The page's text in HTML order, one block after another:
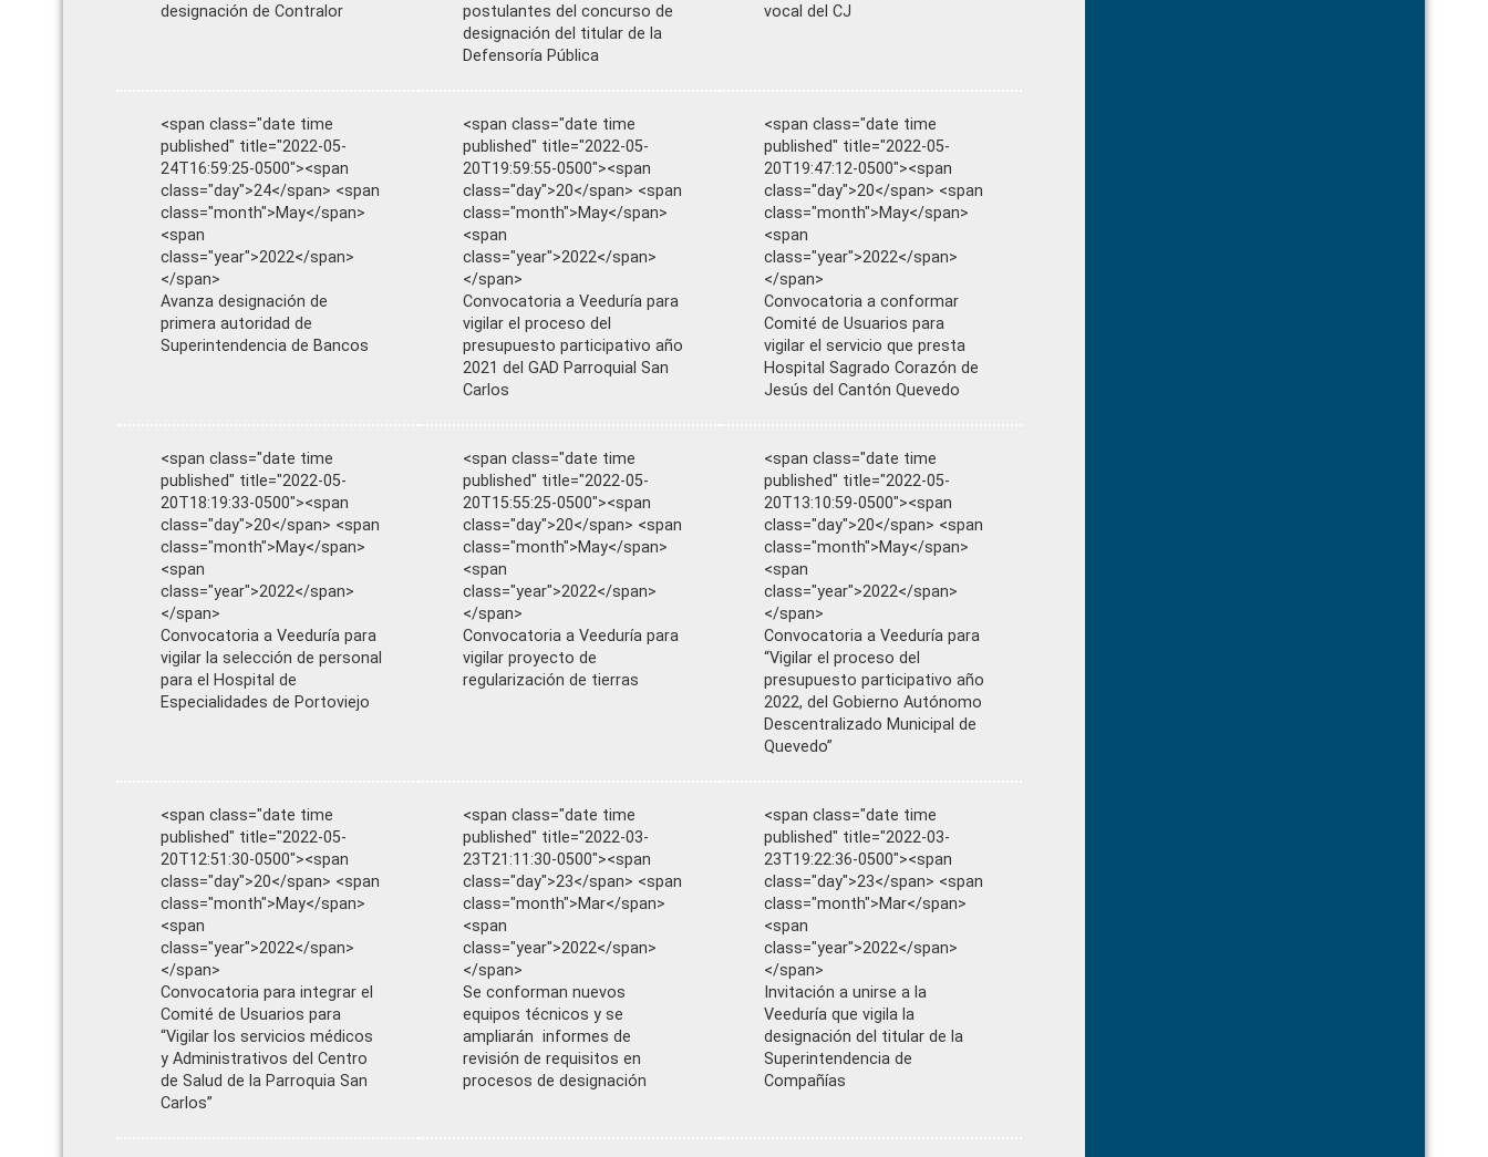
designación de Contralor
postulantes del concurso de
designación del titular de la
Defensoría Pública
vocal del CJ
<span class="date time
published" title="2022-05-
24T16:59:25-0500"><span
class="day">24</span> <span
class="month">May</span>
<span
class="year">2022</span>
</span>
Avanza designación de
primera autoridad de
Superintendencia de Bancos
<span class="date time
published" title="2022-05-
20T19:59:55-0500"><span
class="day">20</span> <span
class="month">May</span>
<span
class="year">2022</span>
</span>
Convocatoria a Veeduría para
vigilar el proceso del
presupuesto participativo año
2021 del GAD Parroquial San
Carlos
<span class="date time
published" title="2022-05-
20T19:47:12-0500"><span
class="day">20</span> <span
class="month">May</span>
<span
class="year">2022</span>
</span>
Convocatoria a conformar
Comité de Usuarios para
vigilar el servicio que presta
Hospital Sagrado Corazón de
Jesús del Cantón Quevedo
<span class="date time
published" title="2022-05-
20T18:19:33-0500"><span
class="day">20</span> <span
class="month">May</span>
<span
class="year">2022</span>
</span>
Convocatoria a Veeduría para
vigilar la selección de personal
para el Hospital de
Especialidades de Portoviejo
<span class="date time
published" title="2022-05-
20T15:55:25-0500"><span
class="day">20</span> <span
class="month">May</span>
<span
class="year">2022</span>
</span>
Convocatoria a Veeduría para
vigilar proyecto de
regularización de tierras
<span class="date time
published" title="2022-05-
20T13:10:59-0500"><span
class="day">20</span> <span
class="month">May</span>
<span
class="year">2022</span>
</span>
Convocatoria a Veeduría para
“Vigilar el proceso del
presupuesto participativo año
2022, del Gobierno Autónomo
Descentralizado Municipal de
Quevedo”
<span class="date time
published" title="2022-05-
20T12:51:30-0500"><span
class="day">20</span> <span
class="month">May</span>
<span
class="year">2022</span>
</span>
Convocatoria para integrar el
Comité de Usuarios para
“Vigilar los servicios médicos
y Administrativos del Centro
de Salud de la Parroquia San
Carlos”
<span class="date time
published" title="2022-03-
23T21:11:30-0500"><span
class="day">23</span> <span
class="month">Mar</span>
<span
class="year">2022</span>
</span>
Se conforman nuevos
equipos técnicos y se
ampliarán informes de
revisión de requisitos en
procesos de designación
<span class="date time
published" title="2022-03-
23T19:22:36-0500"><span
class="day">23</span> <span
class="month">Mar</span>
<span
class="year">2022</span>
</span>
Invitación a unirse a la
Veeduría que vigila la
designación del titular de la
Superintendencia de
Compañías